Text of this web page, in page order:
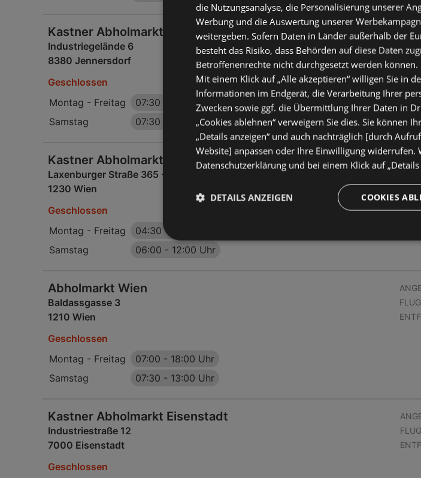
Kastner Abholmarkt Jennersdorf
Industriegelände 6
8380 Jennersdorf
Geschlossen
Montag - Freitag
07:30
18:00 Uhr
Samstag
07:30 12:00 Uhr
Kastner Abholmarkt Wien
Laxenburger Straße 365 - Halle A4
1230 Wien
Geschlossen
Montag - Freitag
04:30 -
Samstag
06:00 - 12:00 Uhr
Abholmarkt Wien
Baldassgasse 3
1210 Wien
Geschlossen
Montag - Freitag
07:00 - 18:00 Uhr
Samstag
07:30 - 13:00 Uhr
Kastner Abholmarkt Eisenstadt
Industriestraße 12
7000 Eisenstadt
Geschlossen
die Nutzungsanalyse, die Personalisierung unserer
Werbung und die Auswertung unserer
weitergeben. Sofern Daten in Länder außerhalb der
besteht das Risiko, dass Behörden auf diese Daten
Betroffenenrechte nicht durchgesetzt werden können.
Mit einem Klick auf „Alle akzeptieren“ willigen Sie in
Informationen im Endgerät, die Verarbeitung Ihrer
Zwecken sowie ggf. die Übermittlung Ihrer Daten in
„Cookies ablehnen“ verweigern Sie dies. Sie können
„Details anzeigen“ und auch nachträglich [durch
Website] anpassen oder Ihre Einwilligung
Datenschutzerklärung und bei einem Klick auf „Details
COOKIES
DETAILS ANZEIGEN